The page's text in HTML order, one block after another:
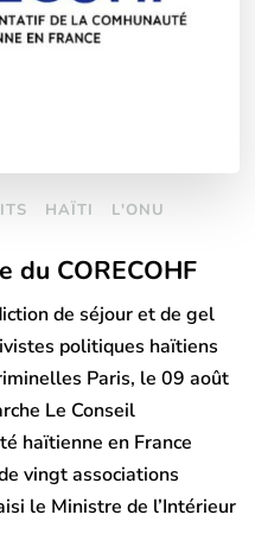
HAÏTI
L'ONU
du CORECOHF
de séjour et de gel
politiques haïtiens
Paris, le 09 août
Le Conseil
haïtienne en France
vingt associations
le Ministre de l’Intérieur